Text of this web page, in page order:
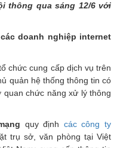
thông qua sáng 12/6 với
doanh nghiệp internet
chức cung cấp dịch vụ trên
quản hệ thống thông tin có
chức năng xử lý thông
quy định các công ty
trụ sở, văn phòng tại Việt